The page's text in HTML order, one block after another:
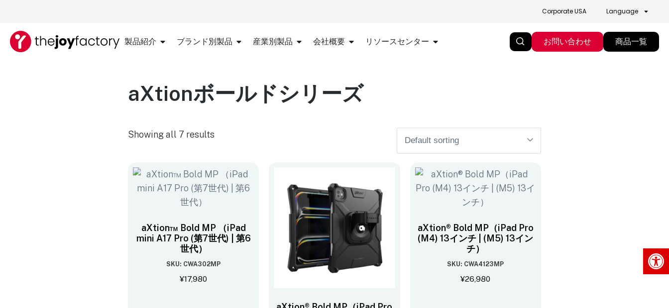
Corporate USA Language
製品紹介 ブランド別製品 産業別製品 会社概要 リソースセンター お問い合わせ 商品一覧
aXtionボールドシリーズ
Showing all 7 results
aXtion™ Bold MP （iPad
mini A17 Pro (第7世代) | 第6
世代）
SKU: CWA302MP
¥17,980
aXtion® Bold MP（iPad Pro
(M4) 13インチ | (M5) 13イン
チ）
SKU: CWA4123MP
¥26,980